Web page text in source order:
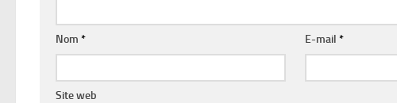
Nom * E-mail*
Site web